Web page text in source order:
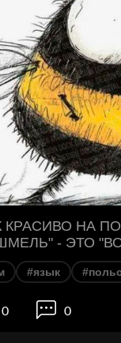
КРАСИВО НА
- ЭТО
#язык
0 0